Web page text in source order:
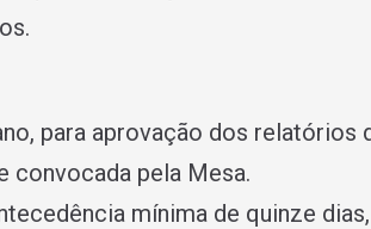
para aprovação dos relatórios
convocada pela Mesa.
mí­nima de quinze